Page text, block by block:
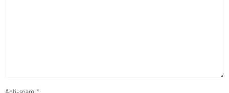
Anti-spam